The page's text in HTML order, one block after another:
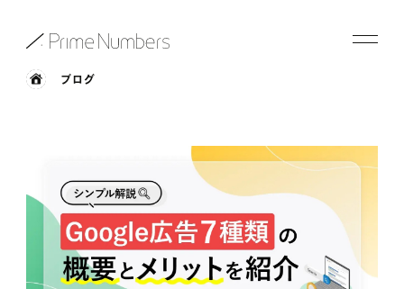
サービス一覧
事例紹介
お役立ち情報
ブログ